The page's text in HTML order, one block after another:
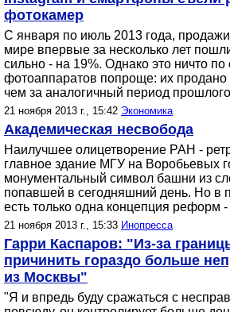
фотокамер
С января по июль 2013 года,
мире впервые за несколько лет
сильно - на 19%. Однако это ничто
фотоаппаратов попроще: их
чем за аналогичный период
21 ноября 2013 г., 15:42 Экономика
Академическая несвобода
Наилучшее олицетворение РАН -
главное здание МГУ на Воробьевых
монументальный символ башни из
попавшей в сегодняшний день. Но в
есть только одна концепция реформ
21 ноября 2013 г., 15:33 Инопресса
Гарри Каспаров: "Из-за
причинить гораздо больше
из Москвы"
"Я и впредь буду сражаться с